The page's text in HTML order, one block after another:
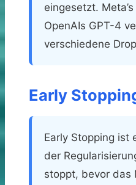
eingesetzt.
OpenAIs GPT-4
verschiedene
Early
Early Stopping ist
der
stoppt, bevor das